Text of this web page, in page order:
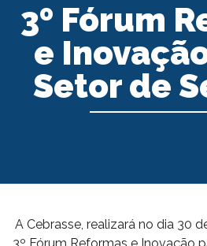
3º Fórum
e
Setor de
A Cebrasse, realizará no dia 30